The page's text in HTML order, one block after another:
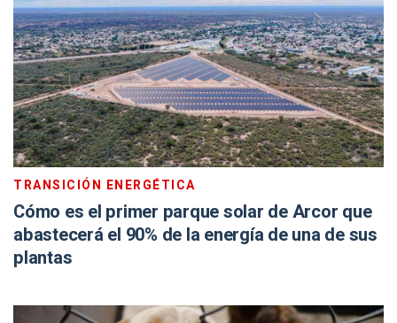
TRANSICIÓN ENERGÉTICA
Cómo es el primer parque solar de Arcor que
abastecerá el 90% de la energía de una de sus
plantas